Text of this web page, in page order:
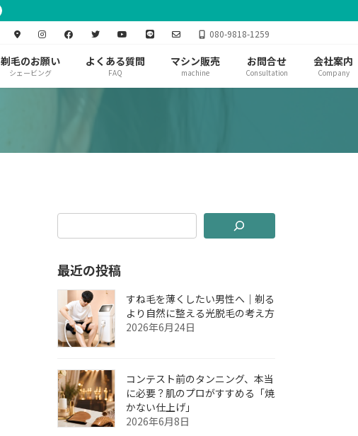
080-9818-1259
剃毛のお願い
シェービング
よくある質問
FAQ
マシン販売
machine
お問合せ
Consultation
会社案内
Company
最近の投稿
すね毛を薄くしたい男性へ｜剃る
より自然に整える光脱毛の考え方
2026年6月24日
コンテスト前のタンニング、本当
に必要？肌のプロがすすめる「焼
かない仕上げ」
2026年6月8日